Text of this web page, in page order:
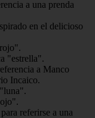
a una prenda
en el delicioso
"estrella".
a Manco
Incaico.
referirse a una